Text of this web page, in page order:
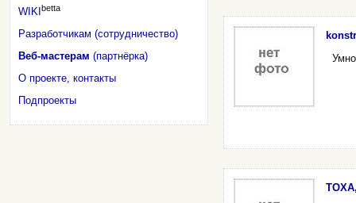
WIKI betta
Разработчикам (сотрудничество)
Веб-мастерам (партнёрка)
О проекте, контакты
Подпроекты